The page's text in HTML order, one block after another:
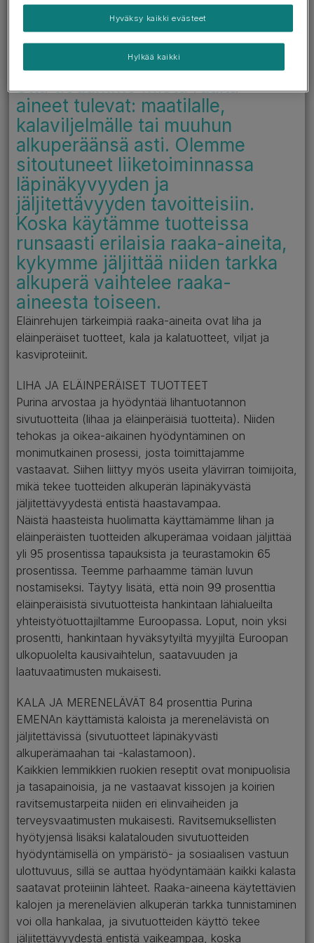
lyhyimmässä mahdollisessa
ajassa.
Jäljitettävyys tarkoittaa myös
toimitusketjun kartoitusta niin,
että tiedämme mistä raaka-
aineet tulevat: maatilalle,
kalaviljelmälle tai muuhun
alkuperäänsä asti. Olemme
sitoutuneet liiketoiminnassa
läpinäkyvyyden ja
jäljitettävyyden tavoitteisiin.
Koska käytämme tuotteissa
runsaasti erilaisia raaka-aineita,
kykymme jäljittää niiden tarkka
alkuperä vaihtelee raaka-
aineesta toiseen.
Eläinrehujen tärkeimpiä raaka-aineita ovat liha ja
eläinperäiset tuotteet, kala ja kalatuotteet, viljat ja
kasviproteiinit.
LIHA JA ELÄINPERÄISET TUOTTEET
Purina arvostaa ja hyödyntää lihantuotannon
sivutuotteita (lihaa ja eläinperäisiä tuotteita). Niiden
tehokas ja oikea-aikainen hyödyntäminen on
monimutkainen prosessi, josta toimittajamme
vastaavat. Siihen liittyy myös useita ylävirran toimijoita,
mikä tekee tuotteiden alkuperän läpinäkyvästä
jäljitettävyydestä entistä haastavampaa.
Näistä haasteista huolimatta käyttämämme lihan ja
eläinperäisten tuotteiden alkuperämaa voidaan jäljittää
yli 95 prosentissa tapauksista ja teurastamokin 65
prosentissa. Teemme parhaamme tämän luvun
nostamiseksi. Täytyy lisätä, että noin 99 prosenttia
eläinperäisistä sivutuotteista hankintaan lähialueilta
yhteistyötuottajiltamme Euroopassa. Loput, noin yksi
prosentti, hankintaan hyväksytyiltä myyjiltä Euroopan
ulkopuolelta kausivaihtelun, saatavuuden ja
laatuvaatimusten mukaisesti.
KALA JA MERENELÄVÄT 84 prosenttia Purina
EMENAn käyttämistä kaloista ja merenelävistä on
jäljitettävissä (sivutuotteet läpinäkyvästi
alkuperämaahan tai -kalastamoon).
Kaikkien lemmikkien ruokien reseptit ovat monipuolisia
ja tasapainoisia, ja ne vastaavat kissojen ja koirien
ravitsemustarpeita niiden eri elinvaiheiden ja
terveysvaatimusten mukaisesti. Ravitsemuksellisten
hyötyjensä lisäksi kalatalouden sivutuotteiden
hyödyntämisellä on ympäristö- ja sosiaalisen vastuun
ulottuvuus, sillä se auttaa hyödyntämään kaikki kalasta
saatavat proteiinin lähteet. Raaka-aineena käytettävien
kalojen ja merenelävien alkuperän tarkka tunnistaminen
voi olla hankalaa, ja sivutuotteiden käyttö tekee
jäljitettävyydestä entistä vaikeampaa, koska
Hylkää kaikki
Hyväksy kaikki evästeet